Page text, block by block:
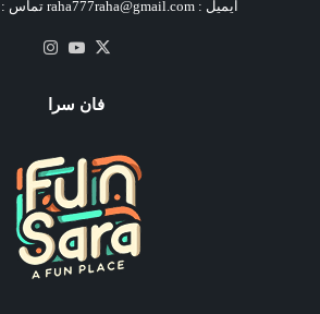
ایمیل : raha777raha@gmail.com تماس : 09002047070
X یوتیوب
فان سرا